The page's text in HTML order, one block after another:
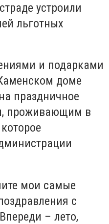
устроили
льготных
и подарками
доме
праздничное
проживающим в
мои самые
с
– лето,